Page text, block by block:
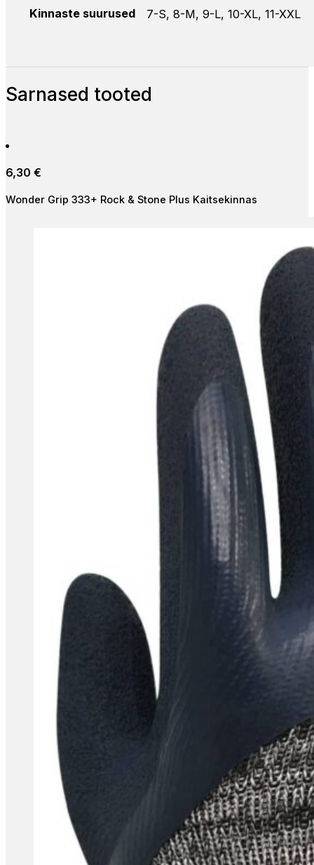
Kinnaste suurused 7-S, 8-M, 9-L, 10-XL, 11-XXL
Sarnased tooted
6,30 €
Wonder Grip 333+ Rock & Stone Plus Kaitsekinnas